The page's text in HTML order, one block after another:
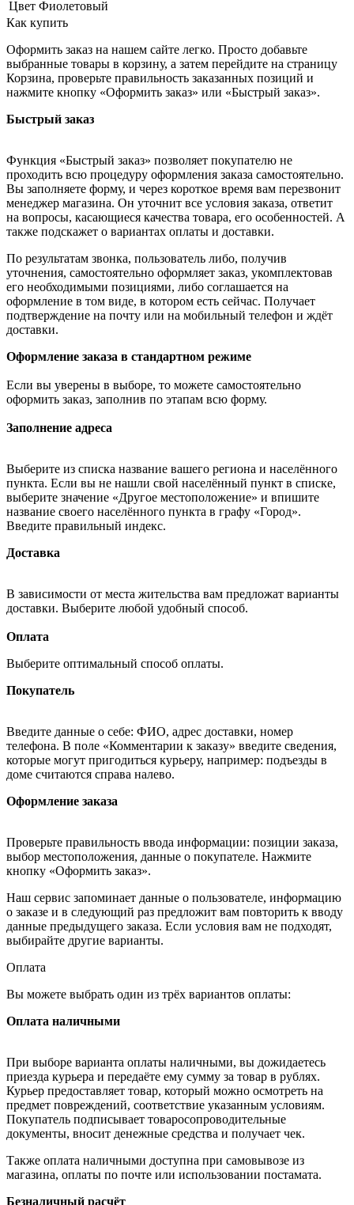
Цвет Фиолетовый
Как купить
Оформить заказ на нашем сайте легко. Просто добавьте
выбранные товары в корзину, а затем перейдите на страницу
Корзина, проверьте правильность заказанных позиций и
нажмите кнопку «Оформить заказ» или «Быстрый заказ».
Быстрый заказ
Функция «Быстрый заказ» позволяет покупателю не
проходить всю процедуру оформления заказа самостоятельно.
Вы заполняете форму, и через короткое время вам перезвонит
менеджер магазина. Он уточнит все условия заказа, ответит
на вопросы, касающиеся качества товара, его особенностей. А
также подскажет о вариантах оплаты и доставки.
По результатам звонка, пользователь либо, получив
уточнения, самостоятельно оформляет заказ, укомплектовав
его необходимыми позициями, либо соглашается на
оформление в том виде, в котором есть сейчас. Получает
подтверждение на почту или на мобильный телефон и ждёт
доставки.
Оформление заказа в стандартном режиме
Если вы уверены в выборе, то можете самостоятельно
оформить заказ, заполнив по этапам всю форму.
Заполнение адреса
Выберите из списка название вашего региона и населённого
пункта. Если вы не нашли свой населённый пункт в списке,
выберите значение «Другое местоположение» и впишите
название своего населённого пункта в графу «Город».
Введите правильный индекс.
Доставка
В зависимости от места жительства вам предложат варианты
доставки. Выберите любой удобный способ.
Оплата
Выберите оптимальный способ оплаты.
Покупатель
Введите данные о себе: ФИО, адрес доставки, номер
телефона. В поле «Комментарии к заказу» введите сведения,
которые могут пригодиться курьеру, например: подъезды в
доме считаются справа налево.
Оформление заказа
Проверьте правильность ввода информации: позиции заказа,
выбор местоположения, данные о покупателе. Нажмите
кнопку «Оформить заказ».
Наш сервис запоминает данные о пользователе, информацию
о заказе и в следующий раз предложит вам повторить к вводу
данные предыдущего заказа. Если условия вам не подходят,
выбирайте другие варианты.
Оплата
Вы можете выбрать один из трёх вариантов оплаты:
Оплата наличными
При выборе варианта оплаты наличными, вы дожидаетесь
приезда курьера и передаёте ему сумму за товар в рублях.
Курьер предоставляет товар, который можно осмотреть на
предмет повреждений, соответствие указанным условиям.
Покупатель подписывает товаросопроводительные
документы, вносит денежные средства и получает чек.
Также оплата наличными доступна при самовывозе из
магазина, оплаты по почте или использовании постамата.
Безналичный расчёт